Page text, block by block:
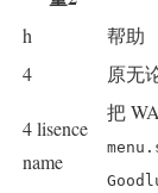
h
帮助
4
原无
4 lisence
name
把